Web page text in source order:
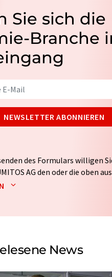
Sie sich die
Branche
NEWSLETTER ABONNIEREN
des Formulars willigen
AG den oder die oben
E-Mail zusendet. Ihre Daten
Datenschutzerklärung.
per E-Mail
Sie jederzeit ohne
News